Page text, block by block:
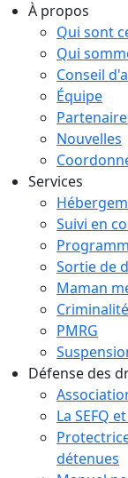
À propos
Qui sont
Qui
Conseil
Équipe
Nouvelles
Services
Suivi en
Sortie de
Maman
PMRG
Défense des
La SEFQ
détenues